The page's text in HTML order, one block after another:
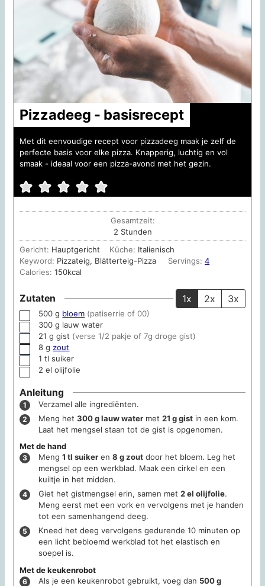
Pizzadeeg - basisrecept
Met dit eenvoudige recept voor pizzadeeg maak je zelf de
perfecte basis voor elke pizza. Knapperig, luchtig en vol
smaak - ideaal voor een pizza-avond met het gezin.
Gesamtzeit:
2Stunden
Stunden
Gericht: Hauptgericht Küche: Italienisch
Keyword: Pizzateig, Blätterteig-Pizza Servings:4
Calories:150kcal
Zutaten 1x 2x 3x
▢
500 g bloem (patiserrie of 00)
▢
300 g lauw water
▢
21 g gist (verse 1/2 pakje of 7g droge gist)
▢
8 g zout
▢
1 tl suiker
▢
2 el olijfolie
Anleitung
Verzamel alle ingrediënten.
Meng het300 g lauw watermet21 g gist in een kom.
Laat het mengsel staan tot de gist is opgenomen.
Met de hand
Meng1 tl suikeren8 g zout door het bloem. Leg het
mengsel op een werkblad. Maak een cirkel en een
kuiltje in het midden.
Giet het gistmengsel erin, samen met2 el olijfolie.
Meng eerst met een vork en vervolgens met je handen
tot een samenhangend deeg.
Kneed het deeg vervolgens gedurende 10 minuten op
een licht bebloemd werkblad tot het elastisch en
soepel is.
Met de keukenrobot
Als je een keukenrobot gebruikt, voeg dan 500 g